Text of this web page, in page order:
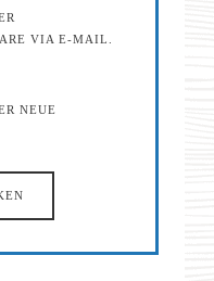
VIA E-MAIL.
NEUE